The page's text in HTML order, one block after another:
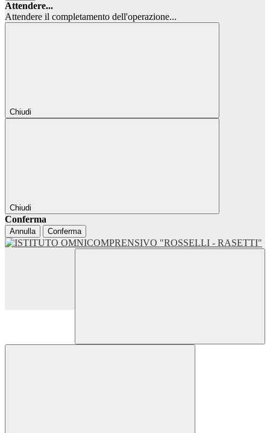
Attendere...
Attendere il completamento dell'operazione...
Chiudi
Chiudi
Conferma
Annulla Conferma